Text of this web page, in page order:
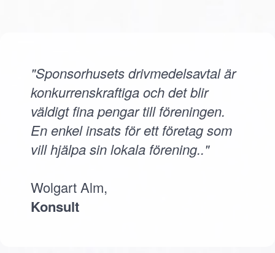
"Sponsorhusets drivmedelsavtal är
konkurrenskraftiga och det blir
väldigt fina pengar till föreningen.
En enkel insats för ett företag som
vill hjälpa sin lokala förening.."
Wolgart Alm,
Konsult